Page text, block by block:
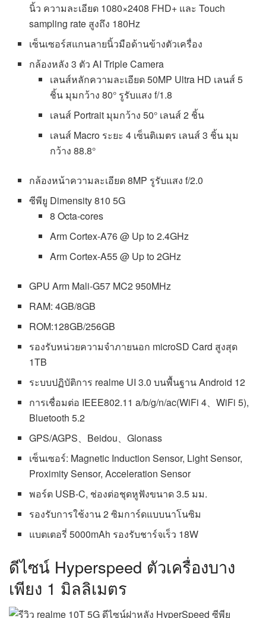
นิ้ว ความละเอียด 1080×2408 FHD+ และ Touch
sampling rate สูงถึง 180Hz
เซ็นเซอร์สแกนลายนิ้วมือด้านข้างตัวเครื่อง
กล้องหลัง 3 ตัว AI Triple Camera
เลนส์หลักความละเอียด 50MP Ultra HD เลนส์ 5
ชิ้น มุมกว้าง 80° รูรับแสง f/1.8
เลนส์ Portrait มุมกว้าง 50° เลนส์ 2 ชิ้น
เลนส์ Macro ระยะ 4 เซ็นติเมตร เลนส​์ 3 ชิ้น มุม
กว้าง 88.8°
กล้องหน้าความละเอียด 8MP รูรับแสง f/2.0
ซีพียู Dimensity 810 5G
8 Octa-cores
Arm Cortex-A76 @ Up to 2.4GHz
Arm Cortex-A55 @ Up to 2GHz
GPU Arm Mali-G57 MC2 950MHz
RAM: 4GB/8GB
ROM:128GB/256GB
รองรับหน่วยความจำภายนอก microSD Card สูงสุด
1TB
ระบบปฏิบัติการ realme UI 3.0 บนพื้นฐาน Android 12
การเชื่อมต่อ IEEE802.11 a/b/g/n/ac(WiFi 4、WiFi 5),
Bluetooth 5.2
GPS/AGPS、Beidou、Glonass
เซ็นเซอร์: Magnetic Induction Sensor, Light Sensor,
Proximity Sensor, Acceleration Sensor
พอร์ต USB-C, ช่องต่อชุดหูฟังขนาด 3.5 มม.
รองรับการใช้งาน 2 ซิมการ์ดแบบนาโนซิม
แบตเตอรี่ 5000mAh รองรับชาร์จเร็ว 18W
ดีไซน์ Hyperspeed ตัวเครื่องบาง
เพียง 1 มิลลิเมตร